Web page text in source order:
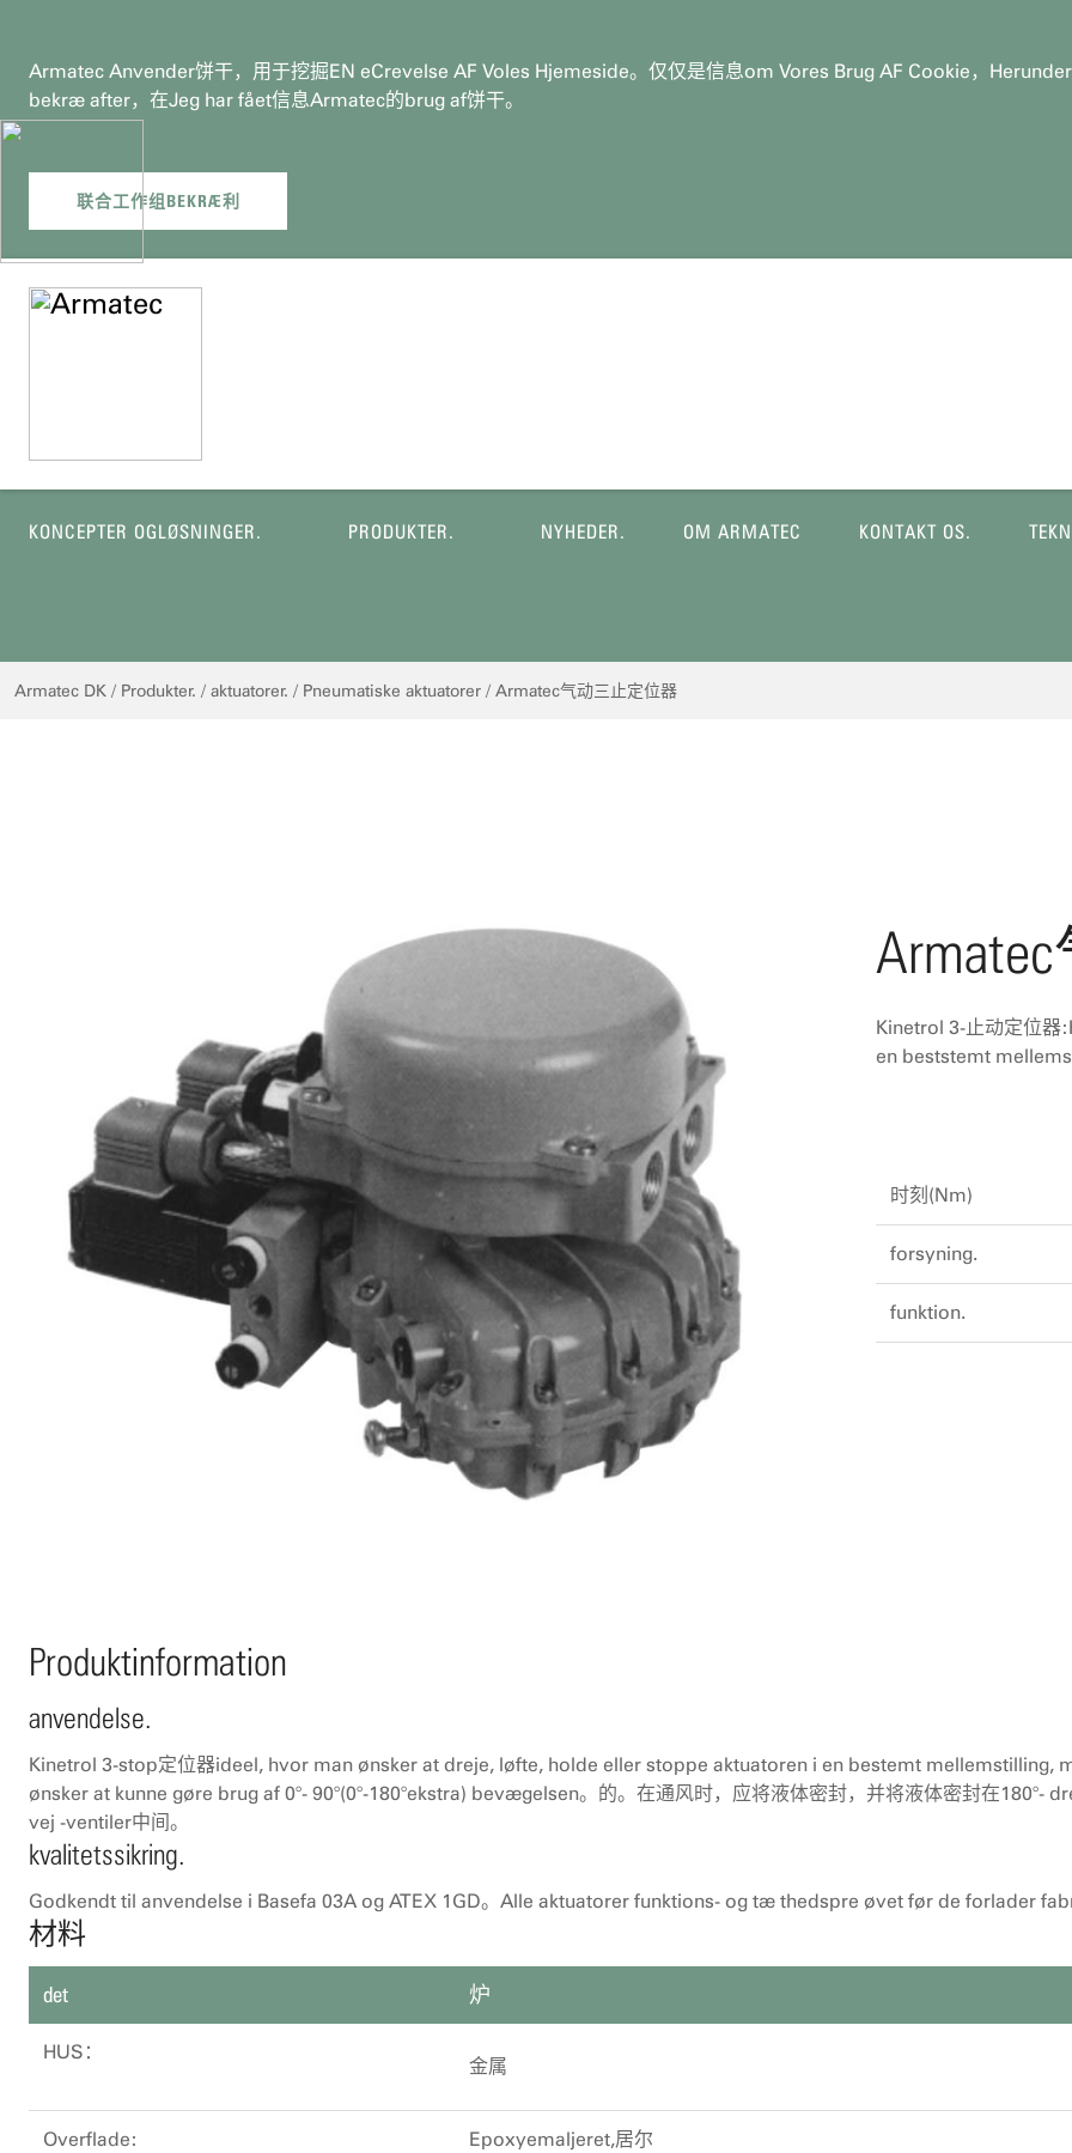
Armatec Anvender饼干，用于挖掘EN eCrevelse AF Voles Hjemeside。仅仅是信息om Vores Brug AF Coo​​kie，
bekræ after，在Jeg har fået信息Armatec的brug af饼干。
KONCEPTER OGLØSNINGER.
PRODUKTER. NYHEDER. OM ARMATEC KONTAKT OS.
杜
Armatec DK / Produkter. / aktuatorer. / Pneumatiske aktuatorer / Armatec气动三止定位器
Kinetrol 3-止动定位
en beststemt
时刻(Nm)
forsyning.
funktion.
Produktinformation
anvendelse.
Kinetrol 3-stop定位器ideel, hvor man ønsker at dreje, løfte, holde eller stoppe aktuatoren i en bestemt mellemstilling,
ønsker at kunne gøre brug af 0°- 90°(0°-180°ekstra) bevægelsen。的。在通风时，应将液体密封，并将液体密封在180°-
vej -ventiler中间。
kvalitetssikring.
Godkendt til anvendelse i Basefa 03A og ATEX 1GD。Alle aktuatorer funktions- og tæ thedspre øvet før de forlader
材料
det 炉
HUS：
金属
Overflade: Epoxyemaljeret,居尔